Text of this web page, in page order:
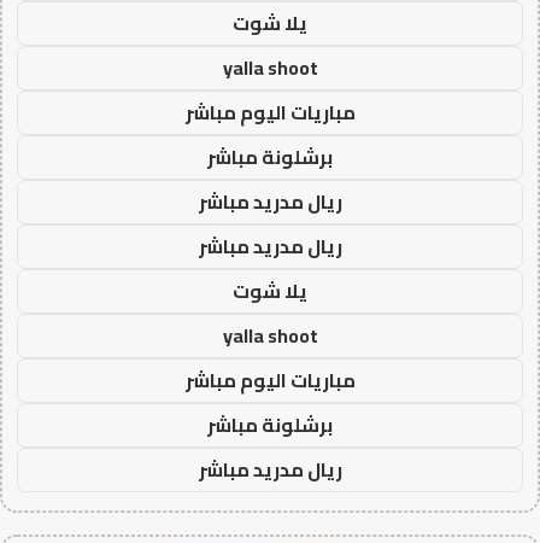
يلا شوت
yalla shoot
مباريات اليوم مباشر
برشلونة مباشر
ريال مدريد مباشر
ريال مدريد مباشر
يلا شوت
yalla shoot
مباريات اليوم مباشر
برشلونة مباشر
ريال مدريد مباشر